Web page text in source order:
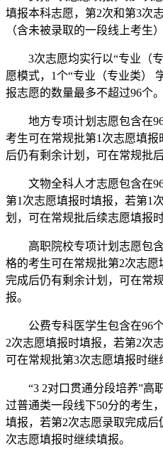
填报本科志愿，第2次和第3次
（含未被录取的一段线上考生
3次志愿均实行以“专业（专
愿模式，1个“专业（专业类）
报志愿的数量最多不超过96个。
地方专项计划志愿包含在96
考生可在常规批第1次志愿填
后仍有剩余计划，可在常规批
文物全科人才志愿包含在96
第1次志愿填报时填报，若第1
划，可在常规批后续志愿填报
高职院校专项计划志愿包含
格的考生可在常规批第2次志
完成后仍有剩余计划，可在常
报。
公费专科医学生包含在96个
2次志愿填报时填报，若第2次
可在常规批第3次志愿填报时继
“3 2对口贯通分段培养”高
过普通类一段线下50分的考生
填报，若第2次志愿录取完成
次志愿填报时继续填报。